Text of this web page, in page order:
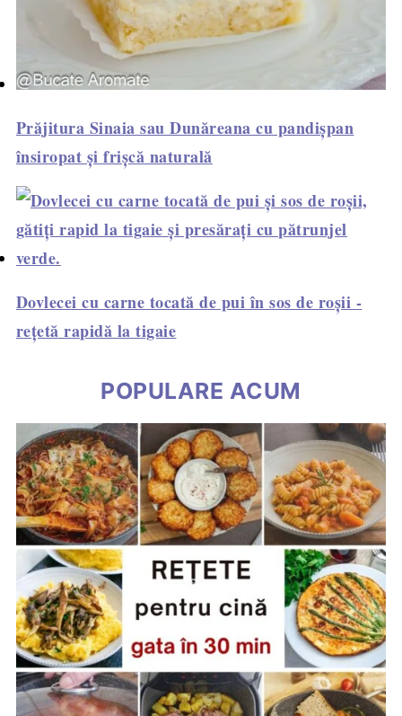
Prăjitura Sinaia sau Dunăreana cu pandișpan
însiropat și frișcă naturală
Dovlecei cu carne tocată de pui în sos de roșii -
rețetă rapidă la tigaie
POPULARE ACUM